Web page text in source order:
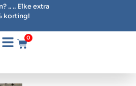
.. .. Elke extra
korting!
0